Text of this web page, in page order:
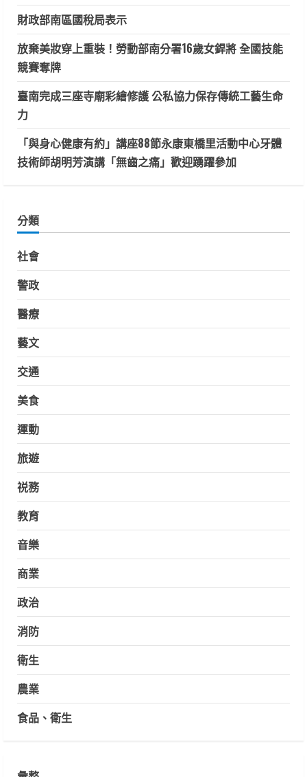
財政部南區國稅局表示
放棄美妝穿上重裝！勞動部南分署16歲女銲將 全國技能
競賽奪牌
臺南完成三座寺廟彩繪修護 公私協力保存傳統工藝生命
力
「與身心健康有約」講座88節永康東橋里活動中心牙體
技術師胡明芳演講「無齒之痛」歡迎踴躍參加
分類
社會
警政
醫療
藝文
交通
美食
運動
旅遊
祱務
教育
音樂
商業
政治
消防
衛生
農業
食品、衛生